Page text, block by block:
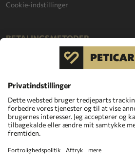
Cookie-indstillinger
BETALINGSMETODER